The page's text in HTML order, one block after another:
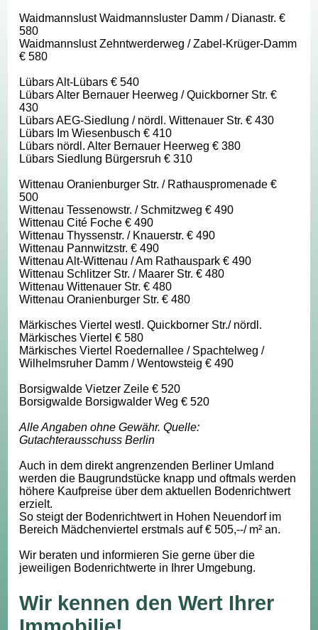
Waidmannslust Waidmannsluster Damm / Dianastr. €
580
Waidmannslust Zehntwerderweg / Zabel-Krüger-Damm
€ 580
Lübars Alt-Lübars € 540
Lübars Alter Bernauer Heerweg / Quickborner Str. €
430
Lübars AEG-Siedlung / nördl. Wittenauer Str. € 430
Lübars Im Wiesenbusch € 410
Lübars nördl. Alter Bernauer Heerweg € 380
Lübars Siedlung Bürgersruh € 310
Wittenau Oranienburger Str. / Rathauspromenade €
500
Wittenau Tessenowstr. / Schmitzweg € 490
Wittenau Cité Foche € 490
Wittenau Thyssenstr. / Knauerstr. € 490
Wittenau Pannwitzstr. € 490
Wittenau Alt-Wittenau / Am Rathauspark € 490
Wittenau Schlitzer Str. / Maarer Str. € 480
Wittenau Wittenauer Str. € 480
Wittenau Oranienburger Str. € 480
Märkisches Viertel westl. Quickborner Str./ nördl.
Märkisches Viertel € 580
Märkisches Viertel Roedernallee / Spachtelweg /
Wilhelmsruher Damm / Wentowsteig € 490
Borsigwalde Vietzer Zeile € 520
Borsigwalde Borsigwalder Weg € 520
Alle Angaben ohne Gewähr. Quelle:
Gutachterausschuss Berlin
Auch in dem direkt angrenzenden Berliner Umland
werden die Baugrundstücke knapp und oftmals werden
höhere Kaufpreise über dem aktuellen Bodenrichtwert
erzielt.
So steigt der Bodenrichtwert in Hohen Neuendorf im
Bereich Mädchenviertel erstmals auf € 505,--/ m² an.
Wir beraten und informieren Sie gerne über die
jeweiligen Bodenrichtwerte in Ihrer Umgebung.
Wir kennen den Wert Ihrer